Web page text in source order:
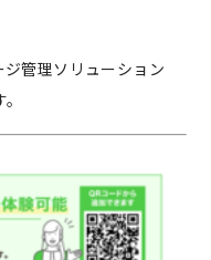
管理ソリューション